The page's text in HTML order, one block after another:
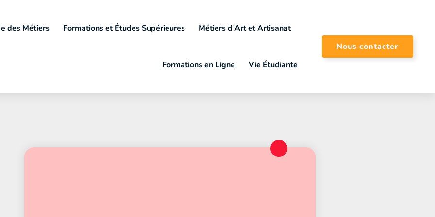
des Métiers Formations et Études Supérieures Métiers d’Art et Artisanat
Formations en Ligne Vie Étudiante
Nous contacter